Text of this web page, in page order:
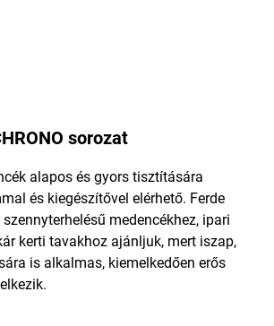
sorozat
alapos és gyors tisztítására
és kiegészítővel elérhető. Ferde
medencékhez, ipari
kerti tavakhoz ajánljuk, mert iszap,
is alkalmas, kiemelkedően erős